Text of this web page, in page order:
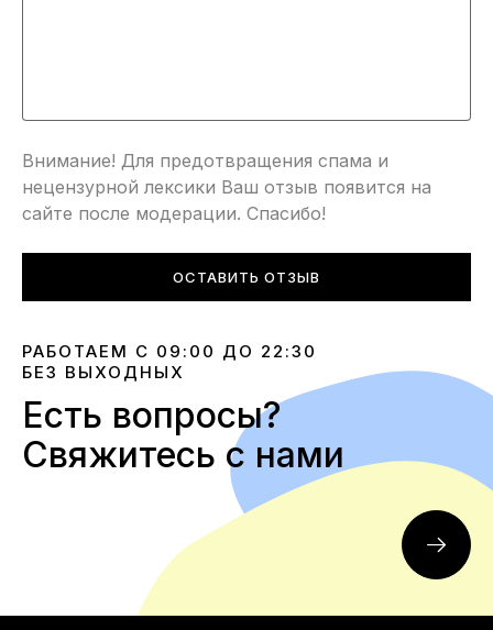
Внимание! Для предотвращения спама и
нецензурной лексики Ваш отзыв появится на
сайте после модерации. Спасибо!
ОСТАВИТЬ ОТЗЫВ
РАБОТАЕМ С 09:00 ДО 22:30
БЕЗ ВЫХОДНЫХ
Есть вопросы?
Свяжитесь с нами